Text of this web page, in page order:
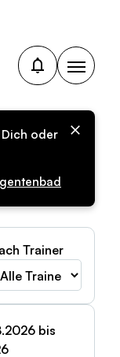
oder
Trainer
bis